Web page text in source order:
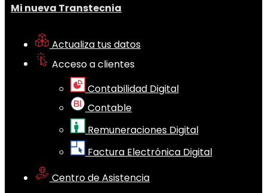
Mi nueva Transtecnia
Actualiza tus datos
Acceso a clientes
Contabilidad Digital
Contable
Remuneraciones Digital
Factura Electrónica Digital
Centro de Asistencia